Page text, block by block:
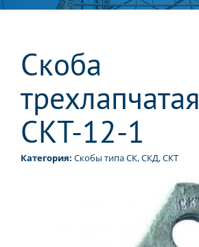
Скоба
трехлапчатая
СКТ-12-1
Категория: Скобы типа СК, СКД, СКТ